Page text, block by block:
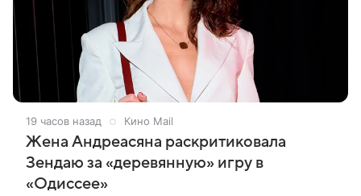
19 часов назад Кино Mail
Жена Андреасяна раскритиковала
Зендаю за «деревянную» игру в
«Одиссее»